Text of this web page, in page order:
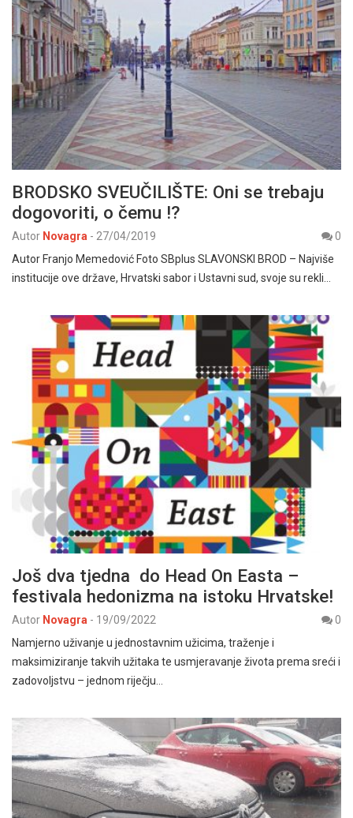
BRODSKO SVEUČILIŠTE: Oni se trebaju
dogovoriti, o čemu !?
Autor Novagra - 27/04/2019
0
Autor Franjo Memedović Foto SBplus SLAVONSKI BROD – Najviše
institucije ove države, Hrvatski sabor i Ustavni sud, svoje su rekli…
Još dva tjedna do Head On Easta –
festivala hedonizma na istoku Hrvatske!
Autor Novagra - 19/09/2022
0
Namjerno uživanje u jednostavnim užicima, traženje i
maksimiziranje takvih užitaka te usmjeravanje života prema sreći i
zadovoljstvu – jednom riječju…